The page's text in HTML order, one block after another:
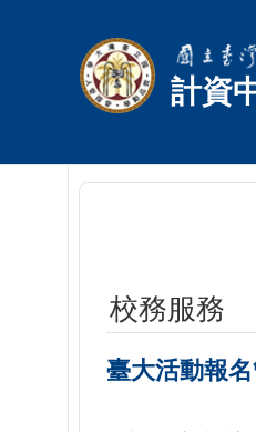
計資
校務服務
臺大活動報